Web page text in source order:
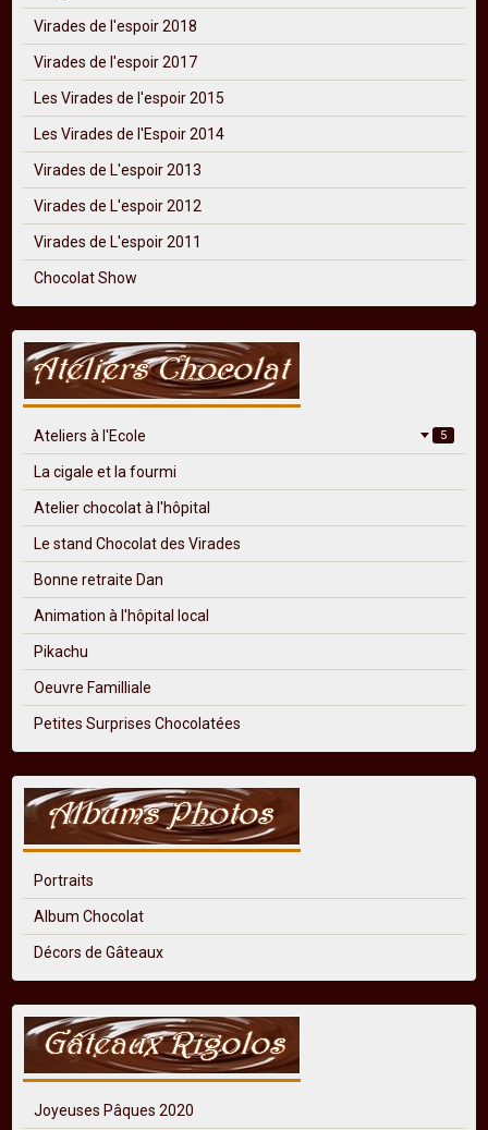
Virades de l'espoir 2018
Virades de l'espoir 2017
Les Virades de l'espoir 2015
Les Virades de l'Espoir 2014
Virades de L'espoir 2013
Virades de L'espoir 2012
Virades de L'espoir 2011
Chocolat Show
Ateliers à l'Ecole 5
La cigale et la fourmi
Atelier chocolat à l'hôpital
Le stand Chocolat des Virades
Bonne retraite Dan
Animation à l'hôpital local
Pikachu
Oeuvre Familliale
Petites Surprises Chocolatées
Portraits
Album Chocolat
Décors de Gâteaux
Joyeuses Pâques 2020